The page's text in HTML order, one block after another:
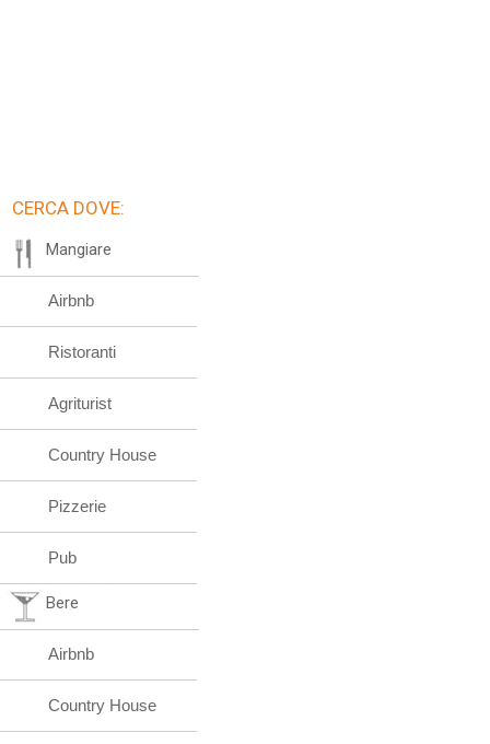
CERCA DOVE:
Mangiare
Airbnb
Ristoranti
Agriturist
Country House
Pizzerie
Pub
Bere
Airbnb
Country House